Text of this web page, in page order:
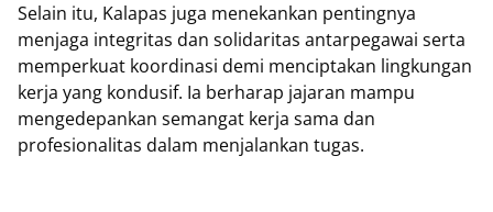
Selain itu, Kalapas juga menekankan pentingnya
menjaga integritas dan solidaritas antarpegawai serta
memperkuat koordinasi demi menciptakan lingkungan
kerja yang kondusif. Ia berharap jajaran mampu
mengedepankan semangat kerja sama dan
profesionalitas dalam menjalankan tugas.